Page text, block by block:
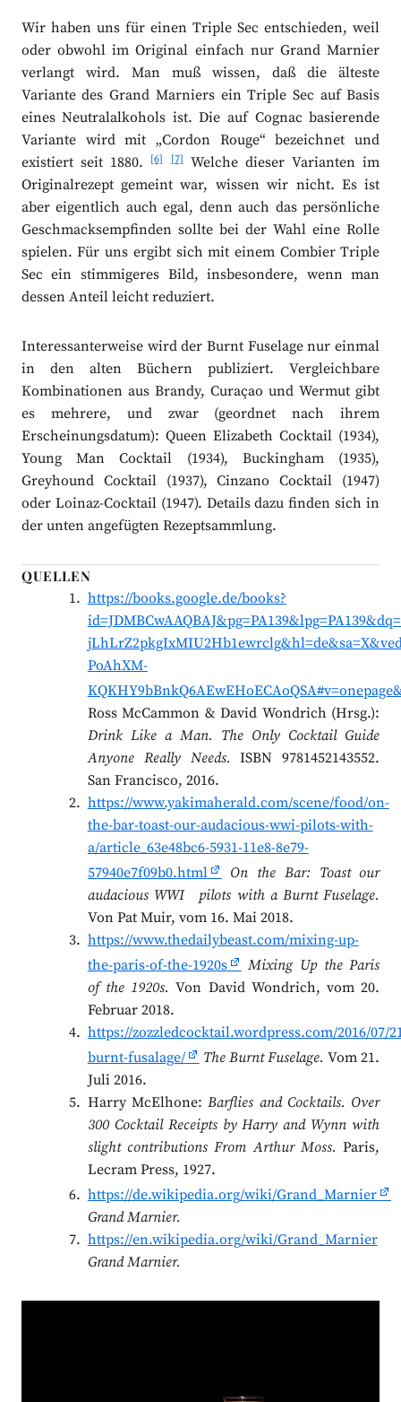
Wir haben uns für einen Triple Sec entschieden, weil
oder obwohl im Original einfach nur Grand Marnier
verlangt wird. Man muß wissen, daß die älteste
Variante des Grand Marniers ein Triple Sec auf Basis
eines Neutralalkohols ist. Die auf Cognac basierende
Variante wird mit „Cordon Rouge“ bezeichnet und
existiert seit 1880.
[6] [7]Welche dieser Varianten im
Originalrezept gemeint war, wissen wir nicht. Es ist
aber eigentlich auch egal, denn auch das persönliche
Geschmacksempfinden sollte bei der Wahl eine Rolle
spielen. Für uns ergibt sich mit einem Combier Triple
Sec ein stimmigeres Bild, insbesondere, wenn man
dessen Anteil leicht reduziert.
Interessanterweise wird der Burnt Fuselage nur einmal
in den alten Büchern publiziert. Vergleichbare
Kombinationen aus Brandy, Curaçao und Wermut gibt
es mehrere, und zwar (geordnet nach ihrem
Erscheinungsdatum): Queen Elizabeth Cocktail (1934),
Young Man Cocktail (1934), Buckingham (1935),
Greyhound Cocktail (1937), Cinzano Cocktail (1947)
oder Loinaz-Cocktail (1947). Details dazu finden sich in
der unten angefügten Rezeptsammlung.
QUELLEN
https://books.google.de/books?
PoAhXM-
Ross McCammon & David Wondrich (Hrsg.):
Drink Like a Man. The Only Cocktail Guide
Anyone Really Needs. ISBN 9781452143552.
San Francisco, 2016.
https://www.yakimaherald.com/scene/food/on-
the-bar-toast-our-audacious-wwi-pilots-with-
a/article_63e48bc6-5931-11e8-8e79-
57940e7f09b0.html
On the Bar: Toast our
audacious WWI pilots with a Burnt Fuselage.
Von Pat Muir, vom 16. Mai 2018.
https://www.thedailybeast.com/mixing-up-
the-paris-of-the-1920s
Mixing Up the Paris
of the 1920s. Von David Wondrich, vom 20.
Februar 2018.
https://zozzledcocktail.wordpress.com/2016/07/
burnt-fusalage/
The Burnt Fuselage. Vom 21.
Juli 2016.
Harry McElhone:Barflies and Cocktails. Over
300 Cocktail Receipts by Harry and Wynn with
slight contributions From Arthur Moss. Paris,
Lecram Press, 1927.
https://de.wikipedia.org/wiki/Grand_Marnier
Grand Marnier.
https://en.wikipedia.org/wiki/Grand_Marnier
Grand Marnier.